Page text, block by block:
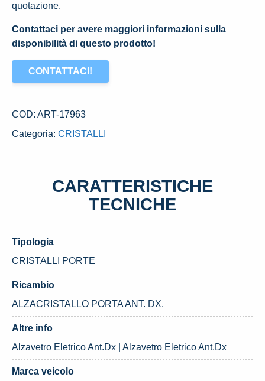
quotazione.
Contattaci per avere maggiori informazioni sulla
disponibilità di questo prodotto!
CONTATTACI!
COD: ART-17963
Categoria: CRISTALLI
CARATTERISTICHE
TECNICHE
Tipologia
CRISTALLI PORTE
Ricambio
ALZACRISTALLO PORTA ANT. DX.
Altre info
Alzavetro Eletrico Ant.Dx | Alzavetro Eletrico Ant.Dx
Marca veicolo